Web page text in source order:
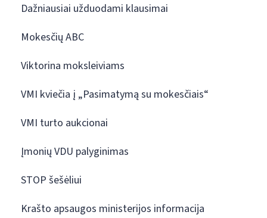
Dažniausiai užduodami klausimai
Mokesčių ABC
Viktorina moksleiviams
VMI kviečia į „Pasimatymą su mokesčiais“
VMI turto aukcionai
Įmonių VDU palyginimas
STOP šešėliui
Krašto apsaugos ministerijos informacija